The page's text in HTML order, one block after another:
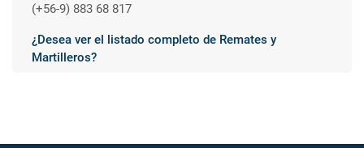
(+56-9) 883 68 817
¿Desea ver el listado completo de Remates y
Martilleros?